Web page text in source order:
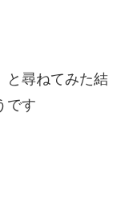
と尋ねてみた結
です